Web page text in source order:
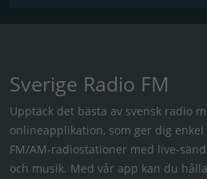
Sverige Radio FM
Upptäck det bästa av svensk radio
onlineapplikation, som ger dig
FM/AM-radiostationer med live-
och musik. Med vår app kan du